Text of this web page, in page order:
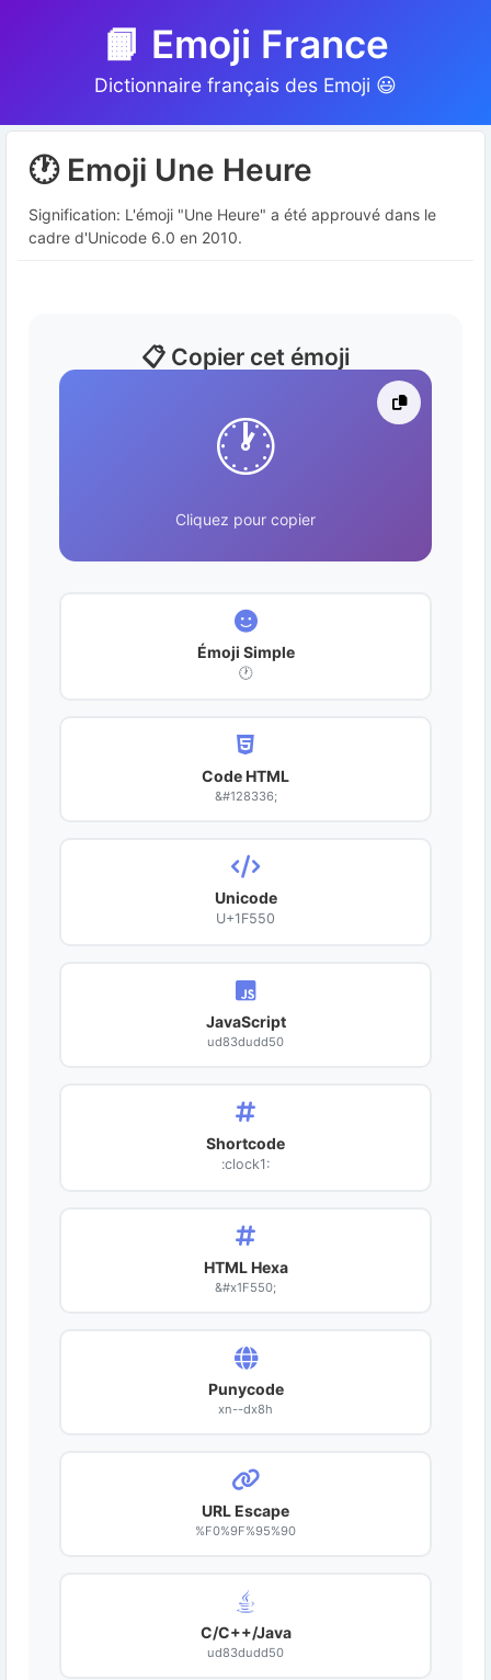
📙 Emoji France
Dictionnaire français des Emoji 😃
🕐 Emoji Une Heure
Signification: L'émoji "Une Heure" a été approuvé dans le
cadre d'Unicode 6.0 en 2010.
📋 Copier cet émoji
🕐
Cliquez pour copier
Émoji Simple
🕐
Code HTML
&#128336;
Unicode
U+1F550
JavaScript
ud83dudd50
Shortcode
:clock1:
HTML Hexa
&#x1F550;
Punycode
xn--dx8h
URL Escape
%F0%9F%95%90
C/C++/Java
ud83dudd50